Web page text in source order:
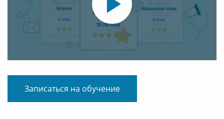
Записаться на обучение